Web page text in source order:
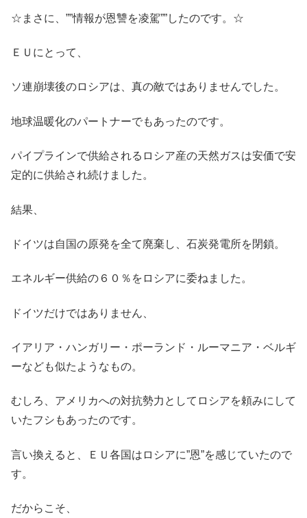
☆まさに、””情報が恩讐を凌駕””したのです。☆
ＥＵにとって、
ソ連崩壊後のロシアは、真の敵ではありませんでした。
地球温暖化のパートナーでもあったのです。
パイプラインで供給されるロシア産の天然ガスは安価で安
定的に供給され続けました。
結果、
ドイツは自国の原発を全て廃棄し、石炭発電所を閉鎖。
エネルギー供給の６０％をロシアに委ねました。
ドイツだけではありません、
イアリア・ハンガリー・ポーランド・ルーマニア・ベルギ
ーなども似たようなもの。
むしろ、アメリカへの対抗勢力としてロシアを頼みにして
いたフシもあったのです。
言い換えると、ＥＵ各国はロシアに”恩”を感じていたので
す。
だからこそ、